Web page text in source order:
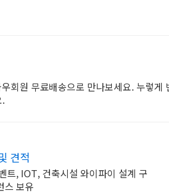
회원 무료배송으로 만나보세요. 누렇게
.
견적
트, IOT, 건축시설 와이파이 설계 구
스 보유